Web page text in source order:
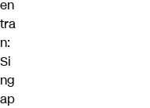
en
tra
n:
Si
ng
ap